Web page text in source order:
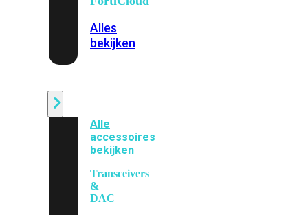
Alles
bekijken
Alle
accessoires
bekijken
Transceivers
&
DAC